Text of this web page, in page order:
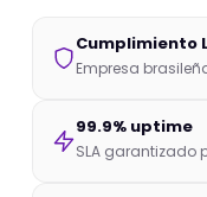
Cumplimiento
Empresa
99.9% uptime
SLA garantizado